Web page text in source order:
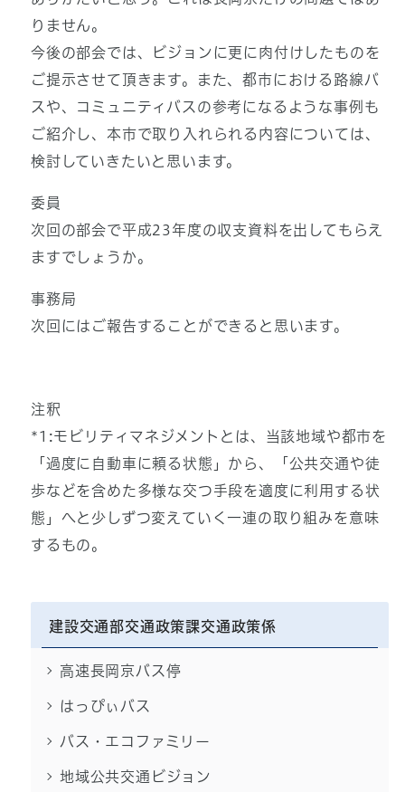
りません。
今後の部会では、ビジョンに更に肉付けしたものを
ご提示させて頂きます。また、都市における路線バ
スや、コミュニティバスの参考になるような事例も
ご紹介し、本市で取り入れられる内容については、
検討していきたいと思います。
委員
次回の部会で平成23年度の収支資料を出してもらえ
ますでしょうか。
事務局
次回にはご報告することができると思います。
注釈
*1:モビリティマネジメントとは、当該地域や都市を
「過度に自動車に頼る状態」から、「公共交通や徒
歩などを含めた多様な交つ手段を適度に利用する状
態」へと少しずつ変えていく一連の取り組みを意味
するもの。
建設交通部交通政策課交通政策係
高速長岡京バス停
はっぴぃバス
バス・エコファミリー
地域公共交通ビジョン